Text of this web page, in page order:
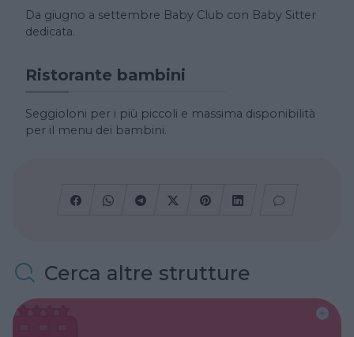
Da giugno a settembre Baby Club con Baby Sitter
dedicata.
Ristorante bambini
Seggioloni per i più piccoli e massima disponibilità
per il menu dei bambini.
Cerca altre strutture